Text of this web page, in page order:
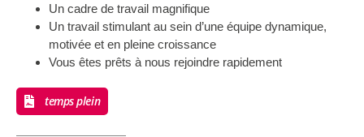
Un cadre de travail magnifique
Un travail stimulant au sein d’une équipe dynamique,
motivée et en pleine croissance
Vous êtes prêts à nous rejoindre rapidement
temps plein